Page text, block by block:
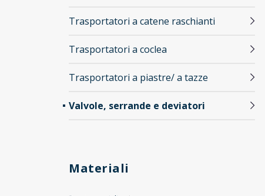
Trasportatori a catene raschianti
Trasportatori a coclea
Trasportatori a piastre/ a tazze
Valvole, serrande e deviatori
Materiali